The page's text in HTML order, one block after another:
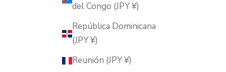
del Congo (JPY ¥)
República Dominicana
(JPY ¥)
Reunión (JPY ¥)